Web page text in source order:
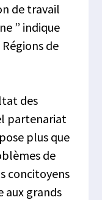
de travail
” indique
de
des
partenariat
plus que
de
concitoyens
grands